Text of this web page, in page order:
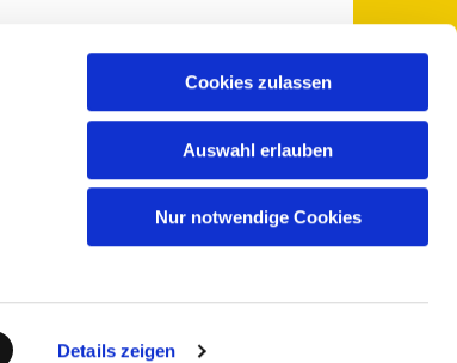
Details zeigen
Cookies zulassen
Auswahl erlauben
Nur notwendige Cookies
pfarramt@sankt-otto.de